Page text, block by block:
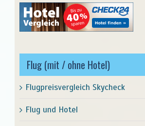
Flug (mit / ohne Hotel)
Flugpreisvergleich Skycheck
Flug und Hotel